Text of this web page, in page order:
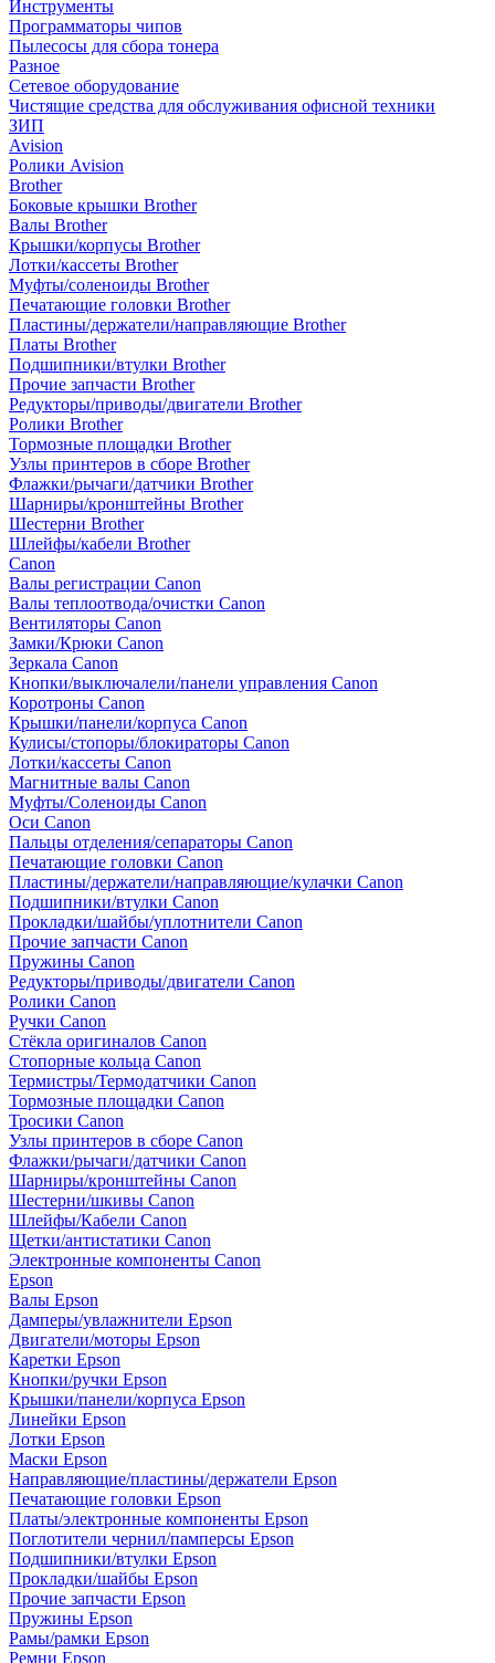
Инструменты
Программаторы чипов
Пылесосы для сбора тонера
Разное
Сетевое оборудование
Чистящие средства для обслуживания офисной техники
ЗИП
Avision
Ролики Avision
Brother
Боковые крышки Brother
Валы Brother
Крышки/корпусы Brother
Лотки/кассеты Brother
Муфты/соленоиды Brother
Печатающие головки Brother
Пластины/держатели/направляющие Brother
Платы Brother
Подшипники/втулки Brother
Прочие запчасти Brother
Редукторы/приводы/двигатели Brother
Ролики Brother
Тормозные площадки Brother
Узлы принтеров в сборе Brother
Флажки/рычаги/датчики Brother
Шарниры/кронштейны Brother
Шестерни Brother
Шлейфы/кабели Brother
Canon
Валы регистрации Canon
Валы теплоотвода/очистки Canon
Вентиляторы Canon
Замки/Крюки Canon
Зеркала Canon
Кнопки/выключалели/панели управления Canon
Коротроны Canon
Крышки/панели/корпуса Canon
Кулисы/стопоры/блокираторы Canon
Лотки/кассеты Canon
Магнитные валы Canon
Муфты/Соленоиды Canon
Оси Canon
Пальцы отделения/сепараторы Canon
Печатающие головки Canon
Пластины/держатели/направляющие/кулачки Canon
Подшипники/втулки Canon
Прокладки/шайбы/уплотнители Canon
Прочие запчасти Canon
Пружины Canon
Редукторы/приводы/двигатели Canon
Ролики Canon
Ручки Canon
Стёкла оригиналов Canon
Стопорные кольца Canon
Термистры/Термодатчики Canon
Тормозные площадки Canon
Тросики Canon
Узлы принтеров в сборе Canon
Флажки/рычаги/датчики Canon
Шарниры/кронштейны Canon
Шестерни/шкивы Canon
Шлейфы/Кабели Canon
Щетки/антистатики Canon
Электронные компоненты Canon
Epson
Валы Epson
Дамперы/увлажнители Epson
Двигатели/моторы Epson
Каретки Epson
Кнопки/ручки Epson
Крышки/панели/корпуса Epson
Линейки Epson
Лотки Epson
Маски Epson
Направляющие/пластины/держатели Epson
Печатающие головки Epson
Платы/электронные компоненты Epson
Поглотители чернил/памперсы Epson
Подшипники/втулки Epson
Прокладки/шайбы Epson
Прочие запчасти Epson
Пружины Epson
Рамы/рамки Epson
Ремни Epson